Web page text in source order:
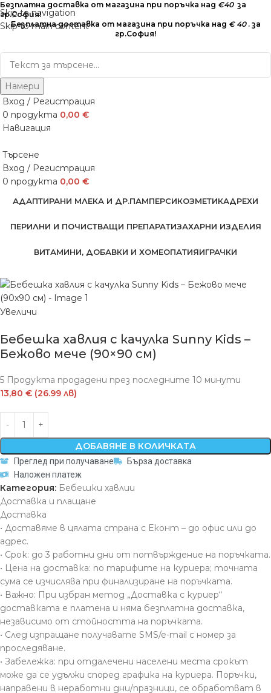
Skip to navigation
Skip to main content
Безплатна доставка от магазина при поръчка над €40за
гр.София!
Безплатна доставка от магазина при поръчка над € 40 . за
гр.София!
Намери
Вход / Регистрация
0 продукта 0,00 €
Навигация
Търсене
Вход / Регистрация
0 продукта 0,00 €
АДАПТИРАНИ МЛЕКА И ДР.ПАМПЕРСИКОЗМЕТИКАДРЕХИ
ПЕРИЛНИ И ПОЧИСТВАЩИ ПРЕПАРАТИЗАХАРНИ ИЗДЕЛИЯ
ВИТАМИНИ, ДОБАВКИ И ХОМЕОПАТИЯИГРАЧКИ
Увеличи
Бебешка хавлия с качулка Sunny Kids –
Бежово мече (90×90 см)
5 Продукта продадени през последните 10 минути
13,80 € (26.99 лв)
ДОБАВЯНЕ В КОЛИЧКАТА
Преглед при получаване
Бърза доставка
Наложен платеж
Категория: Бебешки хавлии
Доставка и плащане
Доставка
• Доставяме в цялата страна с Еконт – до офис или до
адрес.
• Срок: до 3 работни дни от потвърждение на поръчката.
• Цена на доставка: по тарифите на куриера; точната
сума се изчислява при финализиране на поръчката.
• Важно: При избран метод „Доставка с куриер“
доставката е платена и няма безплатна доставка,
независимо от стойността на поръчката.
• След изпращане получавате SMS/e-mail с номер за
проследяване.
• Забележка: при отдалечени населени места срокът
може да се удължи според графика на куриера. Поръчки,
направени в неработни дни/празници, се обработват в